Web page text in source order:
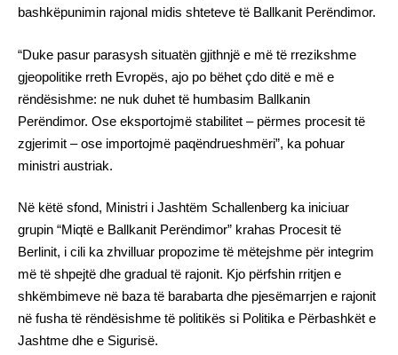
bashkëpunimin rajonal midis shteteve të Ballkanit Perëndimor.
“Duke pasur parasysh situatën gjithnjë e më të rrezikshme
gjeopolitike rreth Evropës, ajo po bëhet çdo ditë e më e
rëndësishme: ne nuk duhet të humbasim Ballkanin
Perëndimor. Ose eksportojmë stabilitet – përmes procesit të
zgjerimit – ose importojmë paqëndrueshmëri”, ka pohuar
ministri austriak.
Në këtë sfond, Ministri i Jashtëm Schallenberg ka iniciuar
grupin “Miqtë e Ballkanit Perëndimor” krahas Procesit të
Berlinit, i cili ka zhvilluar propozime të mëtejshme për integrim
më të shpejtë dhe gradual të rajonit. Kjo përfshin rritjen e
shkëmbimeve në baza të barabarta dhe pjesëmarrjen e rajonit
në fusha të rëndësishme të politikës si Politika e Përbashkët e
Jashtme dhe e Sigurisë.